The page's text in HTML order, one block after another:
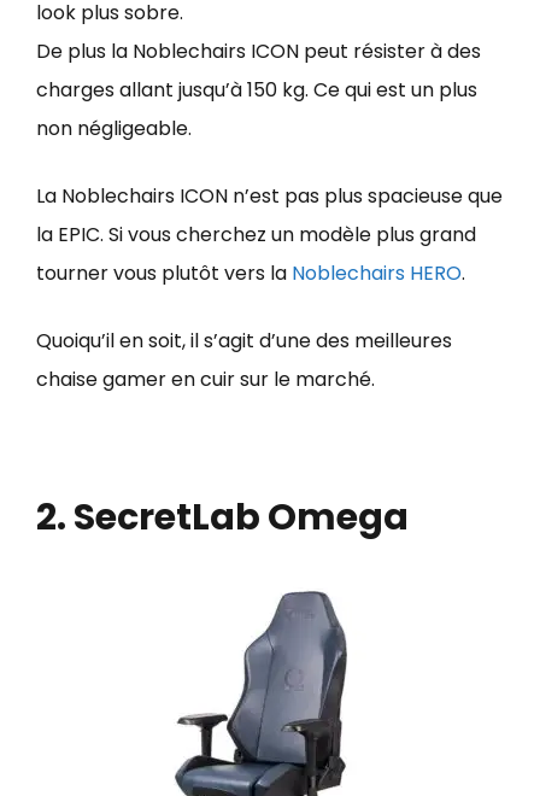
look plus sobre.
De plus la Noblechairs ICON peut résister à des
charges allant jusqu’à 150 kg. Ce qui est un plus
non négligeable.
La Noblechairs ICON n’est pas plus spacieuse que
la EPIC. Si vous cherchez un modèle plus grand
tourner vous plutôt vers la Noblechairs HERO.
Quoiqu’il en soit, il s’agit d’une des meilleures
chaise gamer en cuir sur le marché.
2. SecretLab Omega